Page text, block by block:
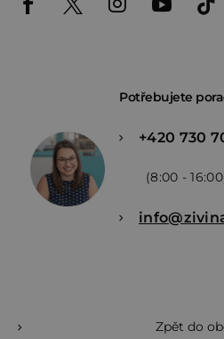
Potřebujete
+420 730
(8:00 -
Zpět do